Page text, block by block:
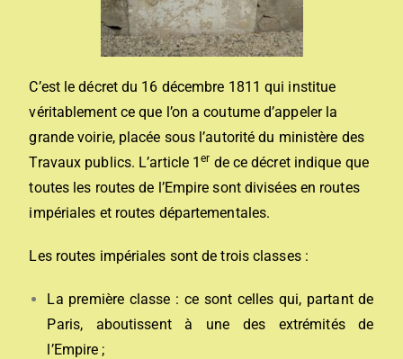
C’est le décret du 16 décembre 1811 qui institue
véritablement ce que l’on a coutume d’appeler la
grande voirie, placée sous l’autorité du ministère des
Travaux publics. L’article 1er de ce décret indique que
toutes les routes de l’Empire sont divisées en routes
impériales et routes départementales.
Les routes impériales sont de trois classes :
La première classe : ce sont celles qui, partant de
Paris, aboutissent à une des extrémités de
l’Empire ;